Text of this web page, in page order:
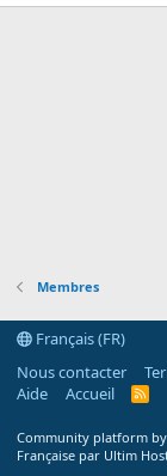
Membres
Français (FR)
Nous contacter
Aide
Accueil
R
Community platform
Française par Ultim